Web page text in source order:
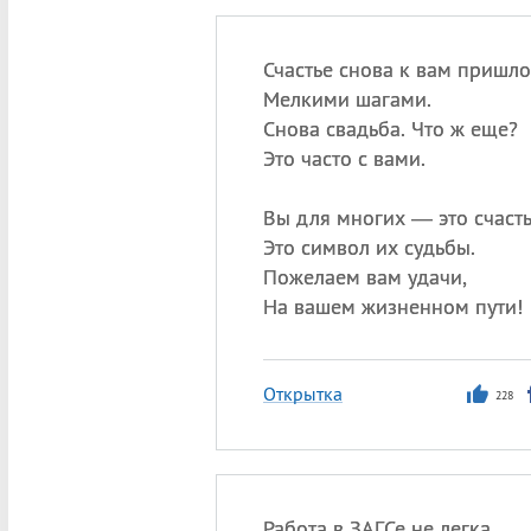
Счастье снова к вам
Мелкими шагами.
Снова свадьба. Что ж еще?
Это часто с вами.
Вы для многих — это
Это символ их судьбы.
Пожелаем вам удачи,
На вашем жизненном пути!
Открытка 228